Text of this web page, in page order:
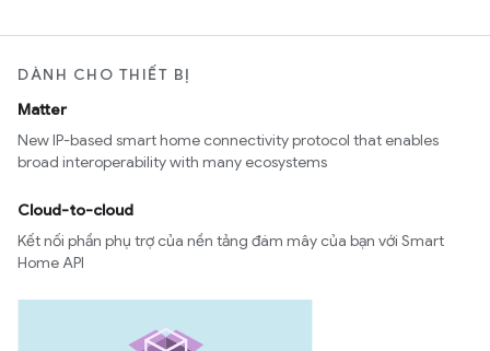
DÀNH CHO THIẾT BỊ
Matter
New IP-based smart home connectivity protocol that enables
broad interoperability with many ecosystems
Cloud-to-cloud
Kết nối phần phụ trợ của nền tảng đám mây của bạn với Smart
Home API